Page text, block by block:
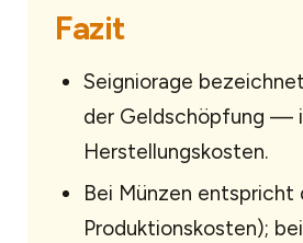
Fazit
Seigniorage
der Geldschöpfung —
Herstellungskosten.
Bei Münzen
Produktionskosten);